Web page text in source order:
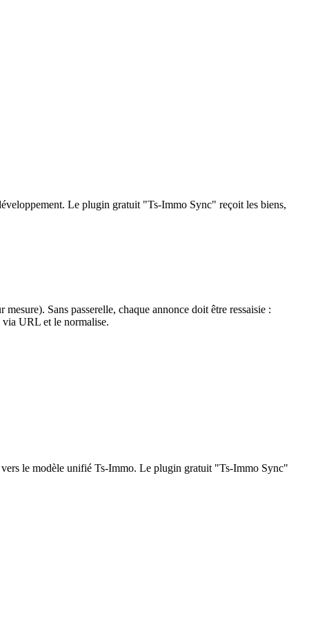
Le plugin gratuit "Ts-Immo Sync" reçoit les biens,
Sans passerelle, chaque annonce doit être ressaisie :
URL et le normalise.
le modèle unifié Ts-Immo. Le plugin gratuit "Ts-Immo Sync"